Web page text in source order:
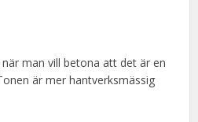
man vill betona att det är en
är mer hantverksmässig